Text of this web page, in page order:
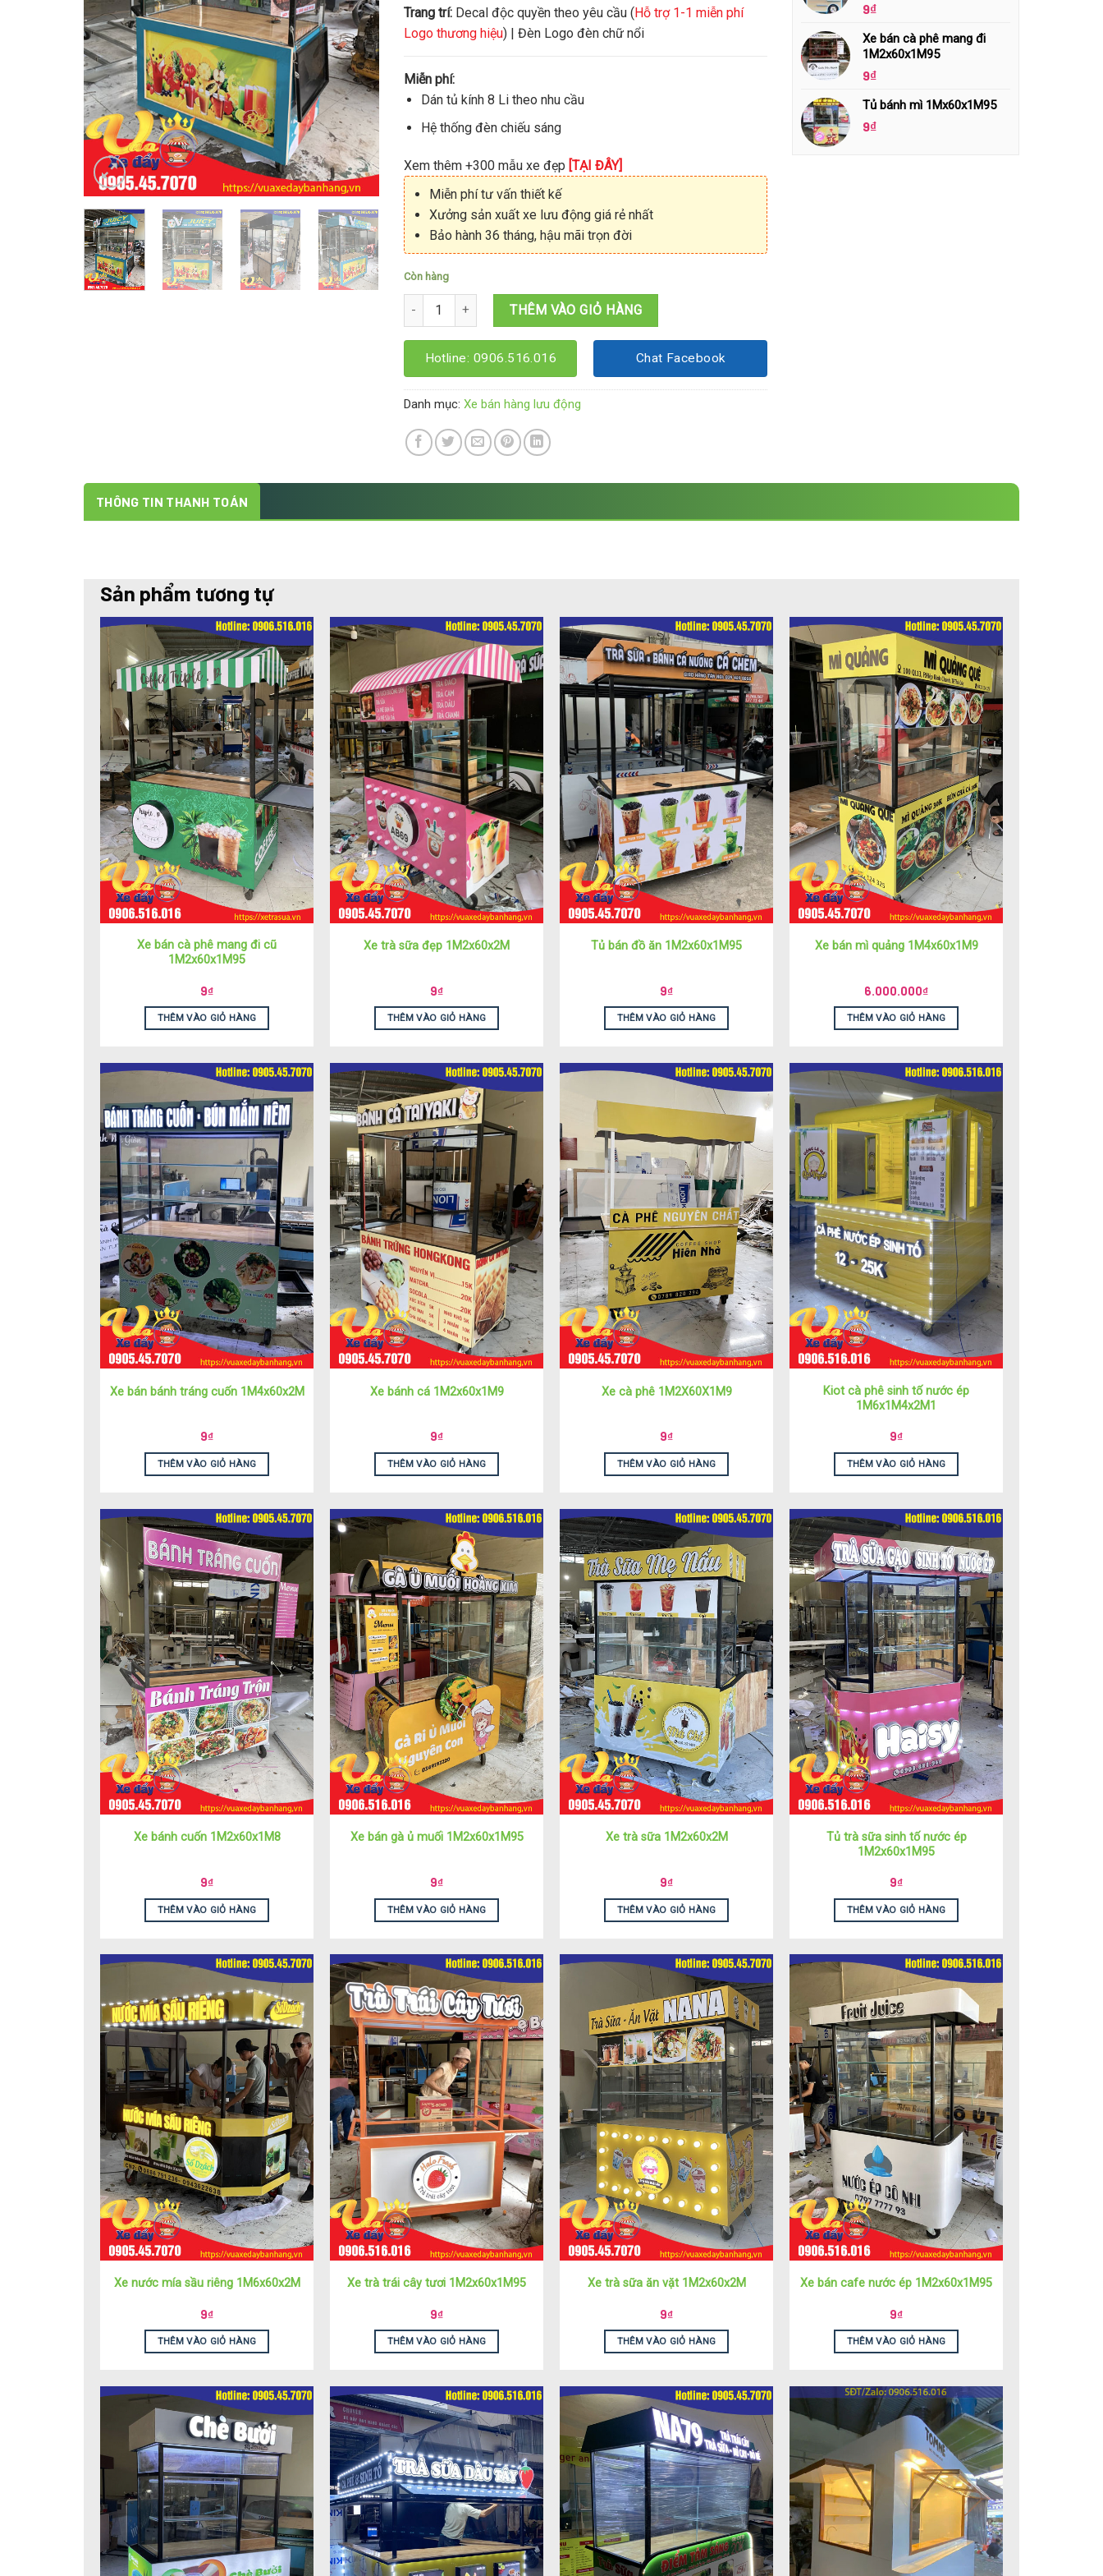
Trang trí: Decal độc quyền theo yêu cầu (Hỗ trợ 1-1 miễn phí
Logo thương hiệu) | Đèn Logo đèn chữ nổi
Miễn phí:
Dán tủ kính 8 Li theo nhu cầu
Hệ thống đèn chiếu sáng
Xem thêm +300 mẫu xe đẹp [TẠI ĐÂY]
Miễn phí tư vấn thiết kế
Xưởng sản xuất xe lưu động giá rẻ nhất
Bảo hành 36 tháng, hậu mãi trọn đời
Còn hàng
Tủ nước ép 1M2x60x1M95 số lượng
THÊM VÀO GIỎ HÀNG
Hotline: 0906.516.016 Chat Facebook
Danh mục: Xe bán hàng lưu động
9₫
Xe bán cà phê mang đi
1M2x60x1M95
9₫
Tủ bánh mì 1Mx60x1M95
9₫
THÔNG TIN THANH TOÁN
Sản phẩm tương tự
Xe bán cà phê mang đi cũ
1M2x60x1M95
9₫
THÊM VÀO GIỎ HÀNG
Xe trà sữa đẹp 1M2x60x2M
9₫
THÊM VÀO GIỎ HÀNG
Tủ bán đồ ăn 1M2x60x1M95
9₫
THÊM VÀO GIỎ HÀNG
Xe bán mì quảng 1M4x60x1M9
6.000.000₫
THÊM VÀO GIỎ HÀNG
Xe bán bánh tráng cuốn 1M4x60x2M
9₫
THÊM VÀO GIỎ HÀNG
Xe bánh cá 1M2x60x1M9
9₫
THÊM VÀO GIỎ HÀNG
Xe cà phê 1M2X60X1M9
9₫
THÊM VÀO GIỎ HÀNG
Kiot cà phê sinh tố nước ép
1M6x1M4x2M1
9₫
THÊM VÀO GIỎ HÀNG
Xe bánh cuốn 1M2x60x1M8
9₫
THÊM VÀO GIỎ HÀNG
Xe bán gà ủ muối 1M2x60x1M95
9₫
THÊM VÀO GIỎ HÀNG
Xe trà sữa 1M2x60x2M
9₫
THÊM VÀO GIỎ HÀNG
Tủ trà sữa sinh tố nước ép
1M2x60x1M95
9₫
THÊM VÀO GIỎ HÀNG
Xe nước mía sầu riêng 1M6x60x2M
9₫
THÊM VÀO GIỎ HÀNG
Xe trà trái cây tươi 1M2x60x1M95
9₫
THÊM VÀO GIỎ HÀNG
Xe trà sữa ăn vặt 1M2x60x2M
9₫
THÊM VÀO GIỎ HÀNG
Xe bán cafe nước ép 1M2x60x1M95
9₫
THÊM VÀO GIỎ HÀNG